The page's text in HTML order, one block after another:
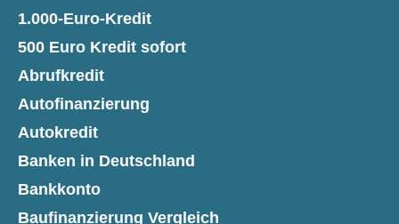
1.000-Euro-Kredit
500 Euro Kredit sofort
Abrufkredit
Autofinanzierung
Autokredit
Banken in Deutschland
Bankkonto
Baufinanzierung Vergleich